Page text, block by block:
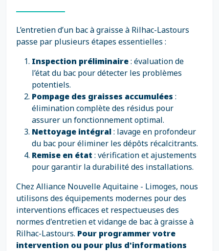
L’entretien d’un bac à graisse à Rilhac-Lastours
passe par plusieurs étapes essentielles :
Inspection préliminaire: évaluation de
l’état du bac pour détecter les problèmes
potentiels.
Pompage des graisses accumulées :
élimination complète des résidus pour
assurer un fonctionnement optimal.
Nettoyage intégral: lavage en profondeur
du bac pour éliminer les dépôts récalcitrants.
Remise en état : vérification et ajustements
pour garantir la durabilité des installations.
Chez Alliance Nouvelle Aquitaine - Limoges, nous
utilisons des équipements modernes pour des
interventions efficaces et respectueuses des
normes d'entretien et vidange de bac à graisse à
Rilhac-Lastours. Pour programmer votre
intervention ou pour plus d'informations